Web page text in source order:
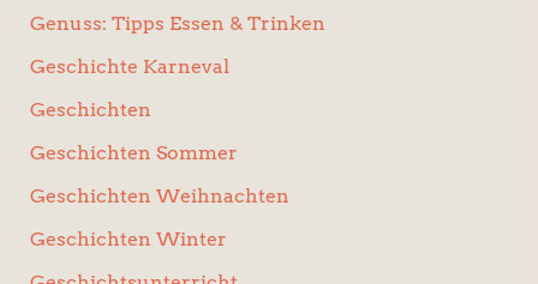
Genuss: Tipps Essen & Trinken
Geschichte Karneval
Geschichten
Geschichten Sommer
Geschichten Weihnachten
Geschichten Winter